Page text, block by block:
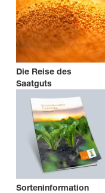
Die Reise des
Saatguts
Sorteninformation